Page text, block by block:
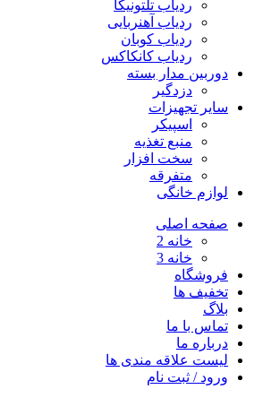
ردیاب تلتونیکا
ردیاب آهنربایی
ردیاب کوبان
ردیاب کانکاکس
دوربین مدار بسته
دزدگیر
سایر تجهیزات
اسپیکر
منبع تغذیه
سخت افزار
متفرقه
لوازم خانگی
صفحه اصلی
خانه 2
خانه 3
فروشگاه
تخفیف ها
بلاگ
تماس با ما
درباره ما
لیست علاقه مندی ها
ورود / ثبت نام